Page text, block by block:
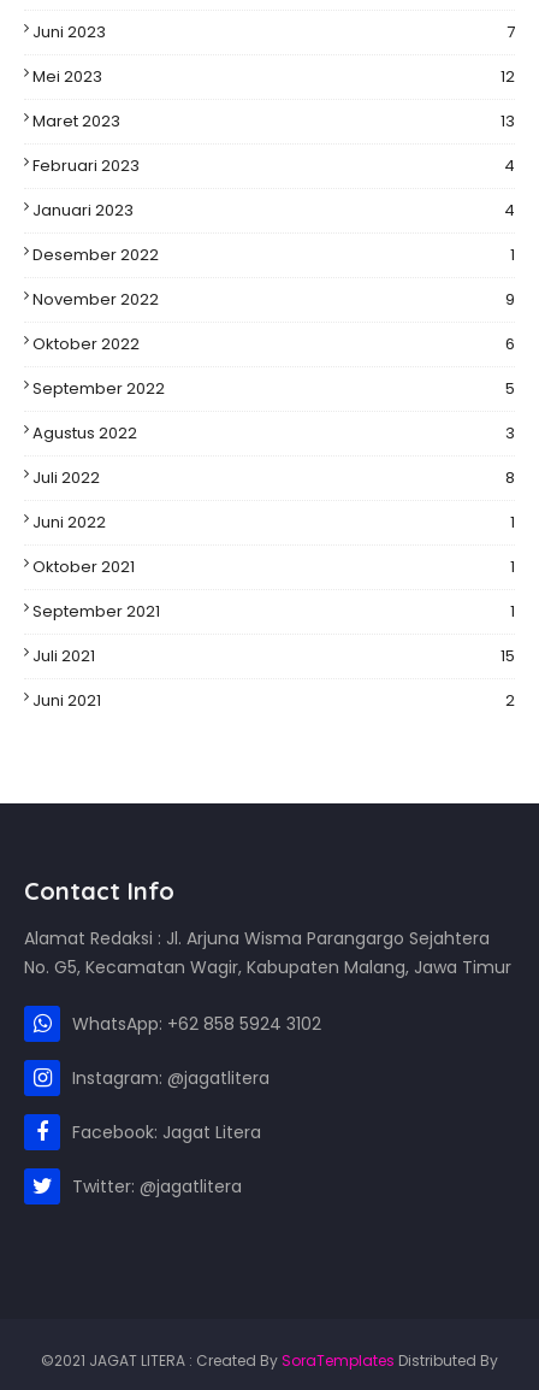
Juni 2023
7
Mei 2023
12
Maret 2023
13
Februari 2023
4
Januari 2023
4
Desember 2022
1
November 2022
9
Oktober 2022
6
September 2022
5
Agustus 2022
3
Juli 2022
8
Juni 2022
1
Oktober 2021
1
September 2021
1
Juli 2021
15
Juni 2021
2
Contact Info
Alamat Redaksi : Jl. Arjuna Wisma Parangargo Sejahtera
No. G5, Kecamatan Wagir, Kabupaten Malang, Jawa Timur
WhatsApp: +62 858 5924 3102
Instagram: @jagatlitera
Facebook: Jagat Litera
Twitter: @jagatlitera
©2021 JAGAT LITERA : Created By SoraTemplates Distributed By